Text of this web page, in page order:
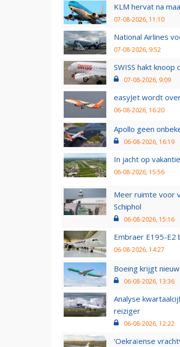
KLM hervat na
07-08-2026, 11:10
National Airlines
07-08-2026, 9:52
SWISS hakt
07-08-2026, 9:09
easyJet wordt
06-08-2026, 16:20
Apollo geen
06-08-2026, 16:19
In jacht op
06-08-2026, 15:56
Meer ruimte voor
Schiphol
06-08-2026, 15:16
Embraer E195-E2
06-08-2026, 14:27
Boeing krijgt
06-08-2026, 13:36
Analyse
reiziger
06-08-2026, 12:22
'Oekraïense